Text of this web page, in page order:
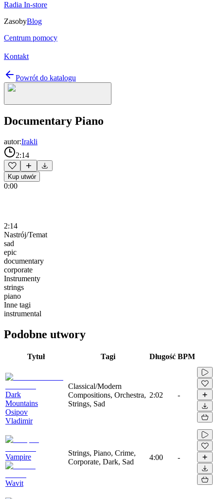
Radia In-store
ZasobyBlog
Centrum pomocy
Kontakt
Powrót do katalogu
Documentary Piano
autor:Irakli
2:14
Kup utwór
0:00
2:14
Nastrój/Temat
sad
epic
documentary
corporate
Instrumenty
strings
piano
Inne tagi
instrumental
Podobne utwory
Tytuł Tagi Długość BPM
Dark
Mountains
Osipov
Vladimir
Classical/Modern
Compositions, Orchestra,
Strings, Sad
2:02 -
Vampire
Wavit
Strings, Piano, Crime,
Corporate, Dark, Sad
4:00 -